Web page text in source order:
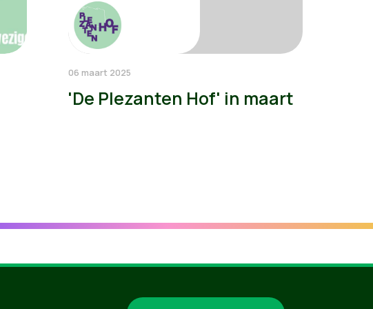
06 maart 2025
'De Plezanten Hof' in maart
Groen.be